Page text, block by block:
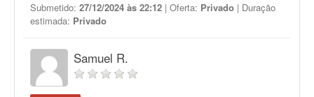
Submetido: 27/12/2024 às 22:12 | Oferta: Privado | Duração
estimada: Privado
Samuel R.